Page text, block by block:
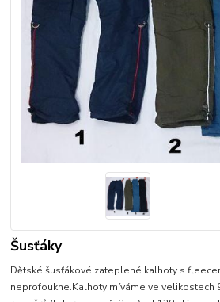
Šusťáky
Dětské šusťákové zateplené kalhoty s
neprofoukne.Kalhoty míváme ve velikostech